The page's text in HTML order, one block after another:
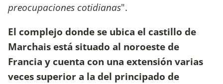
preocupaciones cotidianas".
El complejo donde se ubica el castillo de
Marchais está situado al noroeste de
Francia y cuenta con una extensión varias
veces superior a la del principado de